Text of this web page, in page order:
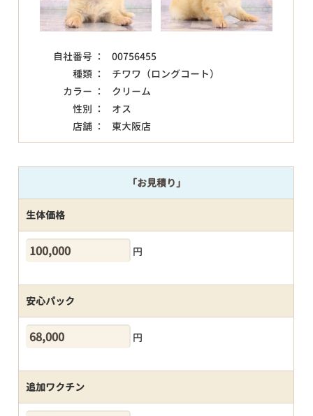
自社番号 ：
00756455
種類 ：
チワワ（ロングコート）
カラー ：
クリーム
性別 ：
オス
店舗 ：
東大阪店
「お見積り」
生体価格
円
安心パック
円
追加ワクチン